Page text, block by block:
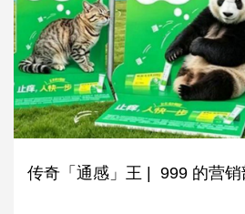
传奇「通感」王 | 999 的营销